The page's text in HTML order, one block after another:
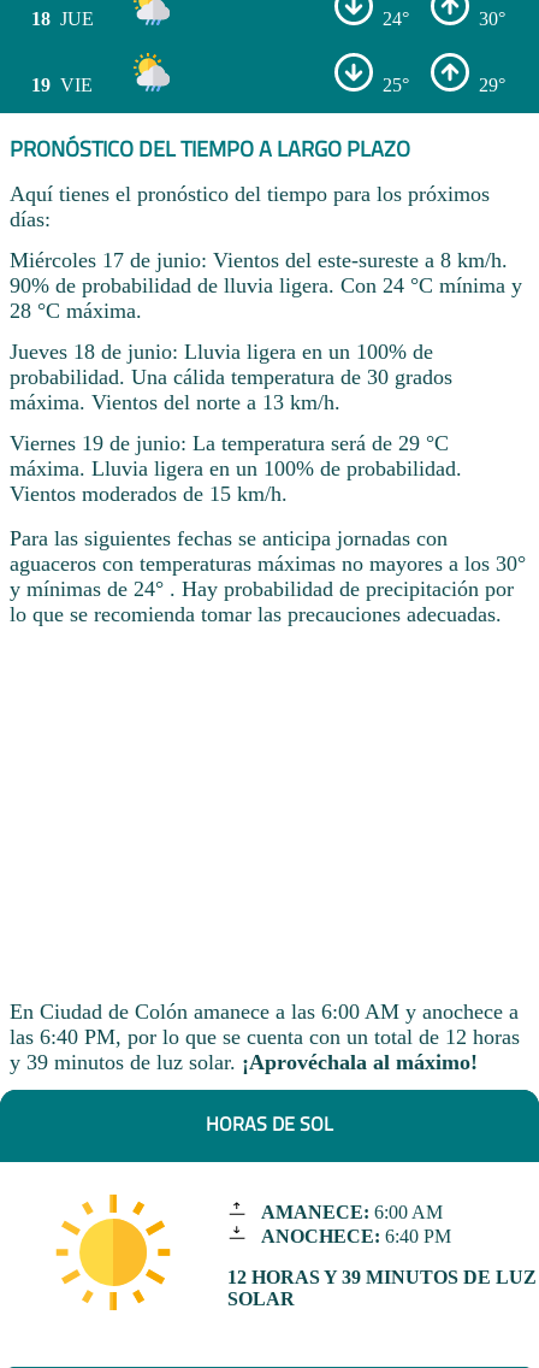
18 JUE 24° 30°
19 VIE 25° 29°
PRONÓSTICO DEL TIEMPO A LARGO PLAZO
Aquí tienes el pronóstico del tiempo para los próximos
días:
Miércoles 17 de junio: Vientos del este-sureste a 8 km/h.
90% de probabilidad de lluvia ligera. Con 24 °C mínima y
28 °C máxima.
Jueves 18 de junio: Lluvia ligera en un 100% de
probabilidad. Una cálida temperatura de 30 grados
máxima. Vientos del norte a 13 km/h.
Viernes 19 de junio: La temperatura será de 29 °C
máxima. Lluvia ligera en un 100% de probabilidad.
Vientos moderados de 15 km/h.
Para las siguientes fechas se anticipa jornadas con
aguaceros con temperaturas máximas no mayores a los 30°
y mínimas de 24° . Hay probabilidad de precipitación por
lo que se recomienda tomar las precauciones adecuadas.
En Ciudad de Colón amanece a las 6:00 AM y anochece a
las 6:40 PM, por lo que se cuenta con un total de 12 horas
y 39 minutos de luz solar. ¡Aprovéchala al máximo!
HORAS DE SOL
AMANECE: 6:00 AM
ANOCHECE: 6:40 PM
12 HORAS Y 39 MINUTOS DE LUZ
SOLAR